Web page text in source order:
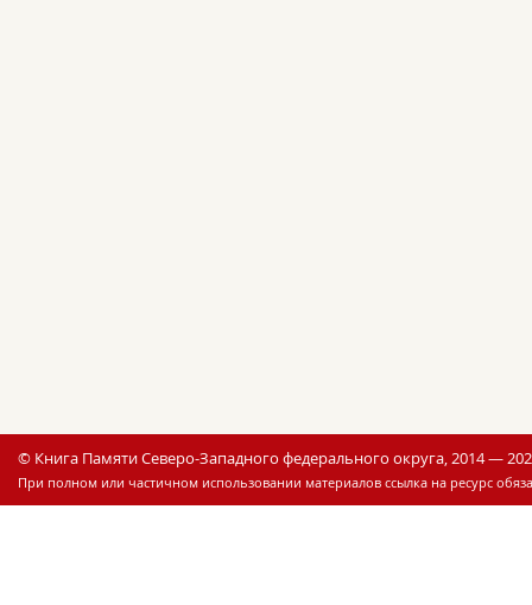
© Книга Памяти Северо-Западного федерального округа, 2014 —
При полном или частичном использовании материалов ссылка на ресурс